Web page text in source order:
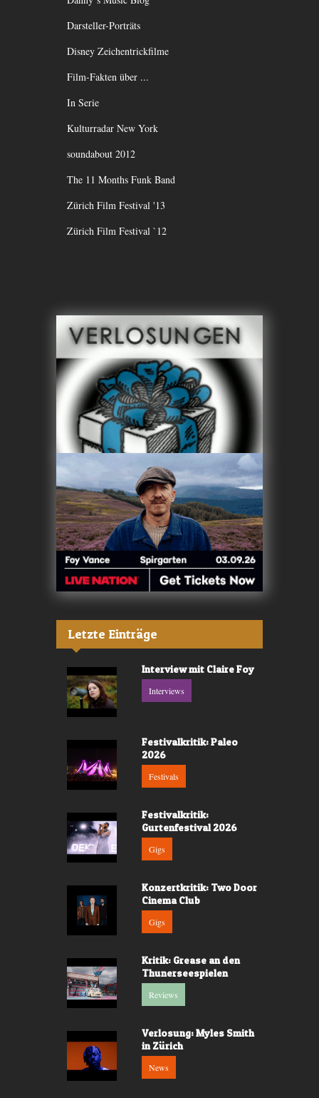
Darsteller-Porträts
Disney Zeichentrickfilme
Film-Fakten über ...
In Serie
Kulturradar New York
soundabout 2012
The 11 Months Funk Band
Zürich Film Festival '13
Zürich Film Festival `12
Letzte Einträge
Interview mit Claire Foy
Interviews
Festivalkritik: Paleo
2026
Festivals
Festivalkritik:
Gurtenfestival 2026
Gigs
Konzertkritik: Two Door
Cinema Club
Gigs
Kritik: Grease an den
Thunerseespielen
Reviews
Verlosung: Myles Smith
in Zürich
News